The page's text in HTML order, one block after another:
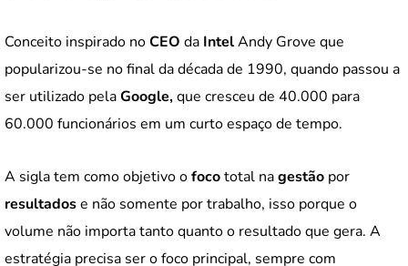
Conceito inspirado noCEO da IntelAndy Grove que
popularizou-se no final da década de 1990, quando passou a
ser utilizado pelaGoogle,que cresceu de 40.000 para
60.000 funcionários em um curto espaço de tempo.
A sigla tem como objetivo ofocototal nagestão por
resultadose não somente por trabalho, isso porque o
volume não importa tanto quanto o resultado que gera. A
estratégia precisa ser o foco principal, sempre com